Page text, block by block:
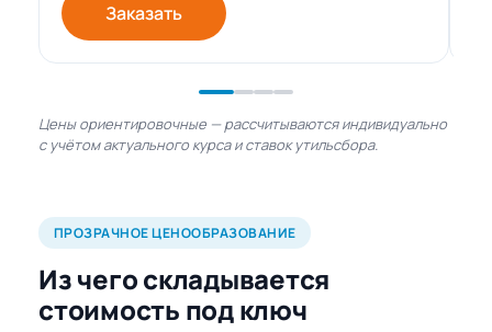
Заказать
Цены ориентировочные — рассчитываются индивидуально
с учётом актуального курса и ставок утильсбора.
ПРОЗРАЧНОЕ ЦЕНООБРАЗОВАНИЕ
Из чего складывается
стоимость под ключ